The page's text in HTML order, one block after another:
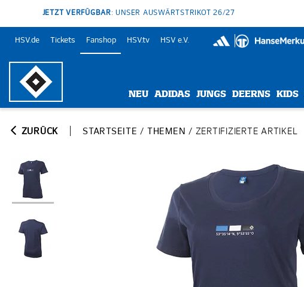
JETZT VERFÜGBAR: UNSER AUSWÄRTSTRIKOT 26/27
HSV.de Tickets Fanshop HSV.tv HSV e.V.
NEU ADIDAS JUNGS DEERNS KIDS
ZURÜCK STARTSEITE / THEMEN / ZERTIFIZIERTE ARTIKEL